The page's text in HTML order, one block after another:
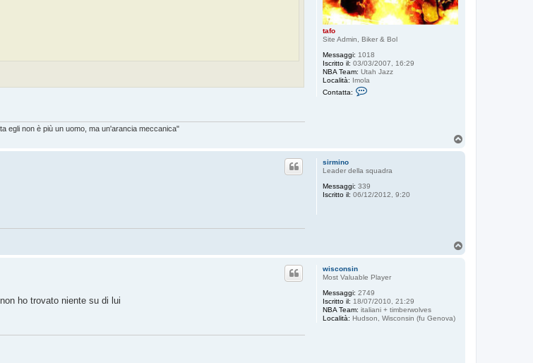
tafo
Site Admin, Biker & Bol
Messaggi: 1018
Iscritto il: 03/03/2007, 16:29
NBA Team: Utah Jazz
Località: Imola
Contatta:
f
egli non è più un uomo, ma un'arancia meccanica"
sirmino
Leader della squadra
Messaggi: 339
Iscritto il: 06/12/2012, 9:20
wisconsin
Most Valuable Player
Messaggi: 2749
Iscritto il: 18/07/2010, 21:29
NBA Team: italiani + timberwolves
Località: Hudson, Wisconsin (fu Genova)
ho trovato niente su di lui